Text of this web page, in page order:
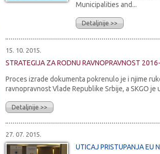
Municipalities and...
Detaljnije >>
15. 10. 2015.
STRATEGIJA ZA RODNU RAVNOPRAVNOST
Proces izrade dokumenta pokrenulo je i njime
ravnopravnost Vlade Republike Srbije, a SKGO je
Detaljnije >>
27. 07. 2015.
UTICAJ PRISTUPANJA EU